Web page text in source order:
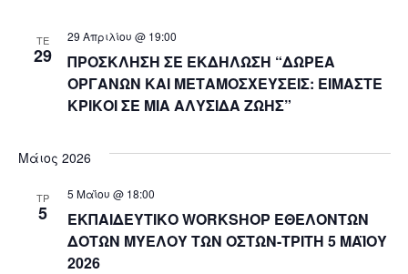
ΤΕ
29
ΠΡΟΣΚΛΗΣΗ ΣΕ ΕΚΔΗΛΩΣΗ “ΔΩΡΕΑ
ΟΡΓΑΝΩΝ ΚΑΙ ΜΕΤΑΜΟΣΧΕΥΣΕΙΣ: ΕΙΜΑΣΤΕ
ΚΡΙΚΟΙ ΣΕ ΜΙΑ ΑΛΥΣΙΔΑ ΖΩΗΣ”
29 Απριλίου @ 19:00
Μάιος 2026
ΤΡ
5
ΕΚΠΑΙΔΕΥΤΙΚΟ WORKSHOP ΕΘΕΛΟΝΤΩΝ
ΔΟΤΩΝ ΜΥΕΛΟΥ ΤΩΝ ΟΣΤΩΝ-ΤΡΙΤΗ 5 ΜΑΪΟΥ
2026
5 Μαΐου @ 18:00